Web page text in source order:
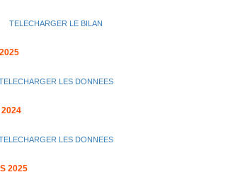
TELECHARGER LE BILAN
LES DONNEES
2024
LES DONNEES
2025